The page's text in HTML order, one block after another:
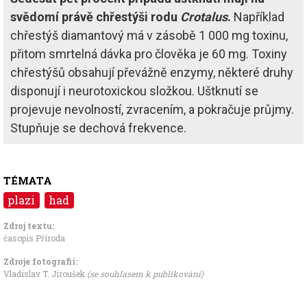
svědomí právě chřestýši rodu Crotalus. Například
chřestýš diamantový má v zásobě 1 000 mg toxinu,
přitom smrtelná dávka pro člověka je 60 mg. Toxiny
chřestýšů obsahují převážně enzymy, některé druhy
disponují i neurotoxickou složkou. Uštknutí se
projevuje nevolností, zvracením, a pokračuje průjmy.
Stupňuje se dechová frekvence.
TÉMATA
plazi had
Zdroj textu:
časopis Příroda
Zdroje fotografii:
Vladislav T. Jiroušek (se souhlasem k publikování)